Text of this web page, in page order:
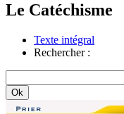
Le Catéchisme
Texte intégral
Rechercher :